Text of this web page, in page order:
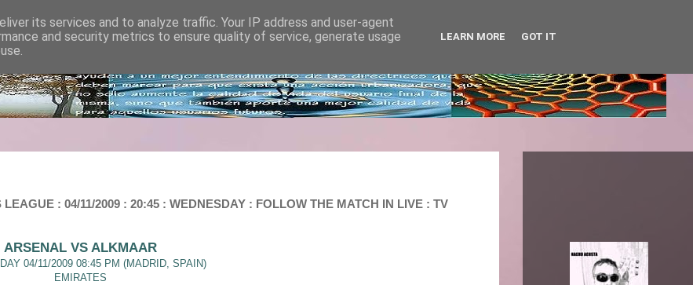
: 04/11/2009 : 20:45 : WEDNESDAY : FOLLOW THE MATCH IN LIVE : TV
ARSENAL VS ALKMAAR
04/11/2009 08:45 PM (MADRID, SPAIN)
EMIRATES
its services and to analyze traffic. Your IP address and user-agent
and security metrics to ensure quality of service, generate usage
LEARN MORE GOT IT